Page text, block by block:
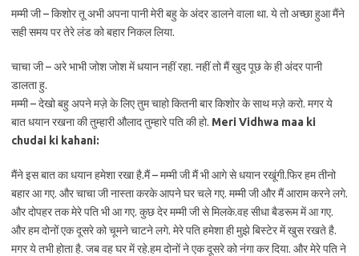
मम्मी जी – किशोर तू अभी अपना पानी मेरी बहु के अंदर डालने वाला था. ये तो अच्छा हुआ मैंने
सही समय पर तेरे लंड को बहार निकल लिया.
चाचा जी – अरे भाभी जोश जोश में धयान नहीं रहा. नहीं तो मैं खुद पूछ के ही अंदर पानी
डालता हु.
मम्मी – देखो बहु अपने मज़े के लिए तुम चाहो कितनी बार किशोर के साथ मज़े करो. मगर ये
बात धयान रखना की तुम्हारी औलाद तुम्हारे पति की हो. MeriVidhwa maa ki
chudai ki kahani:
मैंने इस बात का धयान हमेशा रखा है.मैं – मम्मी जी मैं भी आगे से धयान रखूंगी.फिर हम तीनो
बहार आ गए. और चाचा जी नास्ता करके आपने घर चले गए. मम्मी जी और मैं आराम करने लगे.
और दोपहर तक मेरे पति भी आ गए. कुछ देर मम्मी जी से मिलके.वह सीधा बैडरूम में आ गए.
और हम दोनों एक दूसरे को चूमने चाटने लगे. मेरे पति हमेशा ही मुझे बिस्टेर में खुस रखते है.
मगर ये तभी होता है. जब वह घर में रहे.हम दोनों ने एक दूसरे को नंगा कर दिया. और मेरे पति ने